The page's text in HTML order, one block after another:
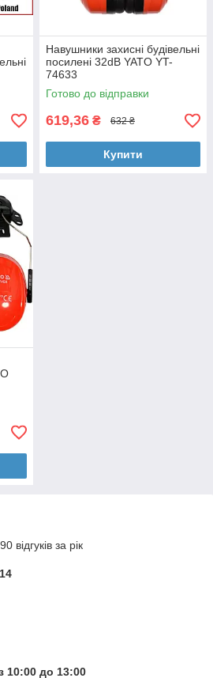
Навушники захисні будівельні
посилені 32dB YATO YT-
74633
Готово до відправки
619,36 ₴ 632 ₴
Купити
відгуків за рік
10:00 до 13:00